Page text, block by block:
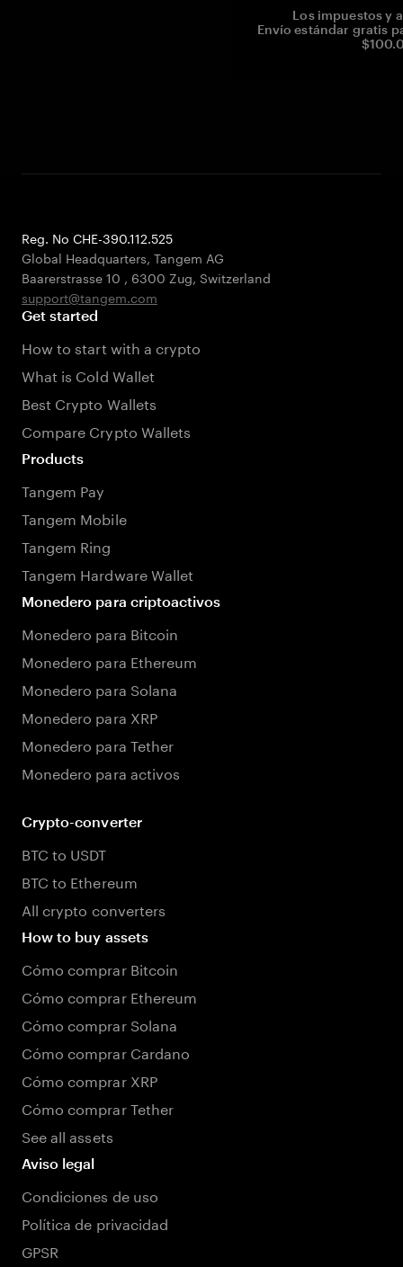
Los impuestos y
Envío estándar gratis
Reg. No CHE-390.112.525
Global Headquarters, Tangem AG
Baarerstrasse 10 , 6300 Zug, Switzerland
support@tangem.com
Get started
How to start with a crypto
What is Cold Wallet
Best Crypto Wallets
Compare Crypto Wallets
Products
Tangem Pay
Tangem Mobile
Tangem Ring
Tangem Hardware Wallet
Monedero para criptoactivos
Monedero para Bitcoin
Monedero para Ethereum
Monedero para Solana
Monedero para XRP
Monedero para Tether
Monedero para activos
Crypto-converter
BTC to USDT
BTC to Ethereum
All crypto converters
How to buy assets
Cómo comprar Bitcoin
Cómo comprar Ethereum
Cómo comprar Solana
Cómo comprar Cardano
Cómo comprar XRP
Cómo comprar Tether
See all assets
Aviso legal
Condiciones de uso
Política de privacidad
GPSR